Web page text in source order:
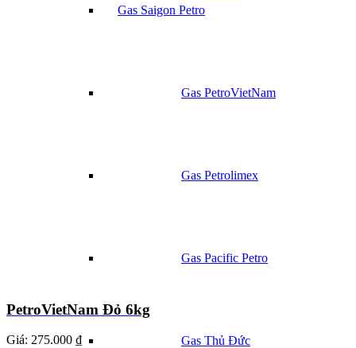
Gas Saigon Petro
Gas PetroVietNam
Gas Petrolimex
Gas Pacific Petro
Gas Thủ Đức
PetroVietNam Đỏ 6kg
Giá: 275.000 ₫